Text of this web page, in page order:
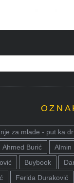
za mlade - put ka
Ahmed Burić Almin
Buybook
Ferida Duraković